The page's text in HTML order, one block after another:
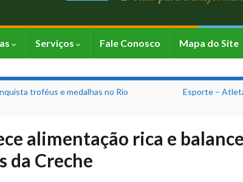
Serviços Fale Conosco Mapa do Site
troféus e medalhas no Rio
Esporte –
alimentação rica e
da Creche